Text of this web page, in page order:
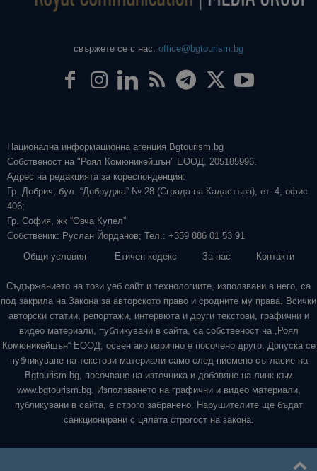
свържете се с нас: office@bgtourism.bg
Национална информационна агенция Bgtourism.bg
Собственост на "Роял Комюникейшън" ЕООД, 205185996.
Адрес на редакцията за кореспонденция:
Гр. Добрич, бул. “Добруджа” № 28 (Сграда на Кадастъра), ет. 4, офис
406;
Гр. София, жк “Овча Купел”
Собственик: Руслан Йорданов; Тел.: +359 886 01 53 91
Общи условия
Етичен кодекс За нас Контакти
Съдържанието на този уеб сайт и технологиите, използвани в него, са
под закрила на Закона за авторското право и сродните му права. Всички
авторски статии, репортажи, интервюта и други текстови, графични и
видео материали, публикувани в сайта, са собственост на „Роял
Комюникейшън“ ЕООД, освен ако изрично е посочено друго. Допуска се
публикуване на текстови материали само след писмено съгласие на
Bgtourism.bg, посочване на източника и добавяне на линк към
www.bgtourism.bg. Използването на графични и видео материали,
публикувани в сайта, е строго забранено. Нарушителите ще бъдат
санкционирани с цялата строгост на закона.